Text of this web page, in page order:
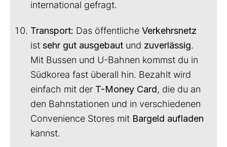
international gefragt.
Transport: Das öffentliche Verkehrsnetz
ist sehr gut ausgebaut und zuverlässig.
Mit Bussen und U-Bahnen kommst du in
Südkorea fast überall hin. Bezahlt wird
einfach mit der T-Money Card, die du an
den Bahnstationen und in verschiedenen
Convenience Stores mit Bargeld aufladen
kannst.